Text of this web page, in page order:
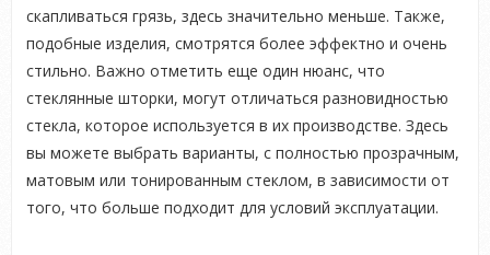
скапливаться грязь, здесь значительно меньше. Также,
подобные изделия, смотрятся более эффектно и очень
стильно. Важно отметить еще один нюанс, что
стеклянные шторки, могут отличаться разновидностью
стекла, которое используется в их производстве. Здесь
вы можете выбрать варианты, с полностью прозрачным,
матовым или тонированным стеклом, в зависимости от
того, что больше подходит для условий эксплуатации.